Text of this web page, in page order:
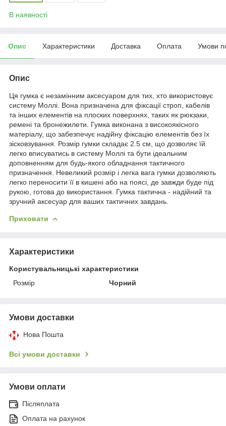
В наявності
Опис Характеристики Доставка Оплата Умови
Опис
Ця гумка є незамінним аксесуаром для тих, хто використовує
систему Моллі. Вона призначена для фіксації строп, кабелів
та інших елементів на плоских поверхнях, таких як рюкзаки,
ремені та бронежилети. Гумка виконана з високоякісного
матеріалу, що забезпечує надійну фіксацію елементів без їх
зісковзування. Розмір гумки складає 2.5 см, що дозволяє їй
легко вписуватись в систему Моллі та бути ідеальним
доповненням для будь-якого обладнання тактичного
призначення. Невеликий розмір і легка вага гумки дозволяють
легко переносити її в кишені або на поясі, де завжди буде під
рукою, готова до використання. Гумка тактична - надійний та
зручний аксесуар для ваших тактичних завдань.
Приховати
Характеристики
Користувальницькі характеристики
Розмір
Чорний
Умови доставки
Нова Пошта
Всі умови доставки
Умови оплати
Післяплата
Оплата на рахунок